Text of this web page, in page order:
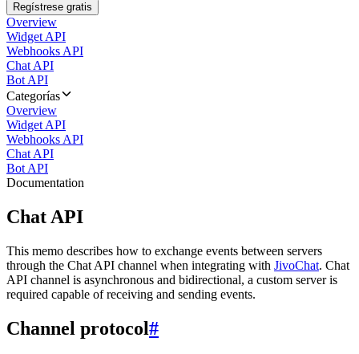
Regístrese gratis
Overview
Widget API
Webhooks API
Chat API
Bot API
Categorías
Overview
Widget API
Webhooks API
Chat API
Bot API
Documentation
Chat API
This memo describes how to exchange events between servers
through the Chat API channel when integrating with JivoChat. Chat
API channel is asynchronous and bidirectional, a custom server is
required capable of receiving and sending events.
Channel protocol#